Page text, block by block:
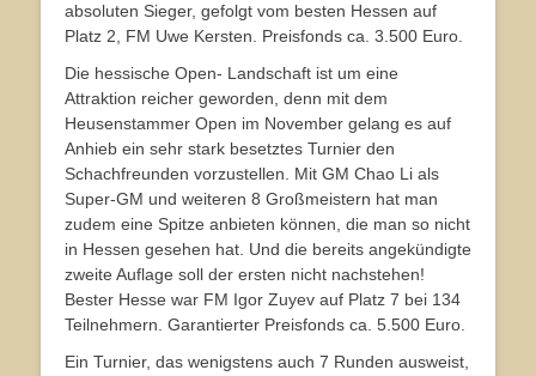
absoluten Sieger, gefolgt vom besten Hessen auf
Platz 2, FM Uwe Kersten. Preisfonds ca. 3.500 Euro.
Die hessische Open- Landschaft ist um eine
Attraktion reicher geworden, denn mit dem
Heusenstammer Open im November gelang es auf
Anhieb ein sehr stark besetztes Turnier den
Schachfreunden vorzustellen. Mit GM Chao Li als
Super-GM und weiteren 8 Großmeistern hat man
zudem eine Spitze anbieten können, die man so nicht
in Hessen gesehen hat. Und die bereits angekündigte
zweite Auflage soll der ersten nicht nachstehen!
Bester Hesse war FM Igor Zuyev auf Platz 7 bei 134
Teilnehmern. Garantierter Preisfonds ca. 5.500 Euro.
Ein Turnier, das wenigstens auch 7 Runden ausweist,